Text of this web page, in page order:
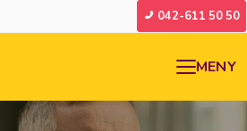
042-611 50 50
MENY